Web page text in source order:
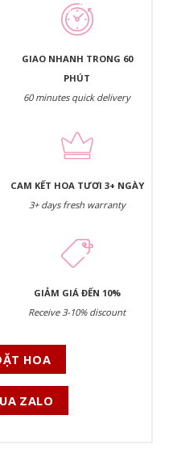
GIAO NHANH TRONG 60
PHÚT
60 minutes quick delivery
CAM KẾT HOA TƯƠI 3+ NGÀY
3+ days fresh warranty
GIẢM GIÁ ĐẾN 10%
Receive 3-10% discount
HOA
ZALO